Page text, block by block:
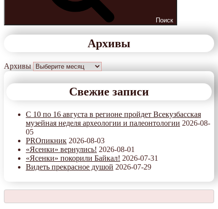
Поиск
Архивы
Архивы
Свежие записи
С 10 по 16 августа в регионе пройдет Всекузбасская
музейная неделя археологии и палеонтологии 2026-08-
05
PROпикник 2026-08-03
«Ясенки» вернулись! 2026-08-01
«Ясенки» покорили Байкал! 2026-07-31
Видеть прекрасное душой 2026-07-29